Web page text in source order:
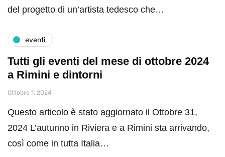
del progetto di un’artista tedesco che…
eventi
Tutti gli eventi del mese di ottobre 2024
a Rimini e dintorni
Ottobre 1, 2024
Questo articolo è stato aggiornato il Ottobre 31,
2024 L’autunno in Riviera e a Rimini sta arrivando,
così come in tutta Italia…